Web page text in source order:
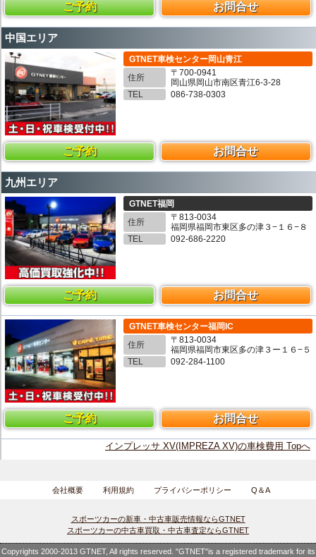
ご予約 お問合せ
中国エリア
GTNET車検センター岡山青江
住所
〒700-0941
岡山県岡山市南区青江6-3-28
TEL
086-738-0303
ご予約 お問合せ
九州エリア
GTNET福岡
住所
〒813-0034
福岡県福岡市東区多の津３−１６−８
TEL
092-686-2220
ご予約 お問合せ
GTNET車検センター福岡IC
住所
〒813-0034
福岡県福岡市東区多の津３ー１６−５
TEL
092-284-1100
ご予約 お問合せ
インプレッサ XV(IMPREZA XV)の車検費用 Topへ
会社概要 利用規約 プライバシーポリシー Q＆A
スポーツカーの新車・中古車販売情報ならGTNET
スポーツカーの中古車買取・中古車査定ならGTNET
Copyrights 2000-2013 GTNET, All rights reserved. "GTNET"is a registered trademark for its